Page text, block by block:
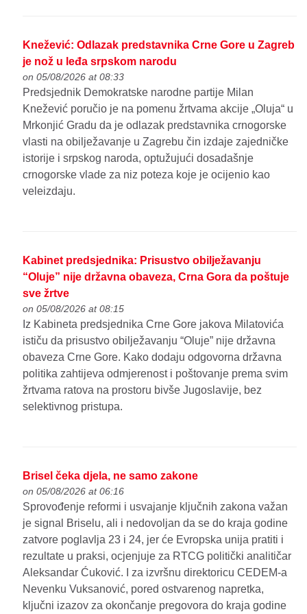
Knežević: Odlazak predstavnika Crne Gore u Zagreb
je nož u leđa srpskom narodu
on 05/08/2026 at 08:33
Predsjednik Demokratske narodne partije Milan
Knežević poručio je na pomenu žrtvama akcije „Oluja“ u
Mrkonjić Gradu da je odlazak predstavnika crnogorske
vlasti na obilježavanje u Zagrebu čin izdaje zajedničke
istorije i srpskog naroda, optužujući dosadašnje
crnogorske vlade za niz poteza koje je ocijenio kao
veleizdaju.
Kabinet predsjednika: Prisustvo obilježavanju
“Oluje” nije državna obaveza, Crna Gora da poštuje
sve žrtve
on 05/08/2026 at 08:15
Iz Kabineta predsjednika Crne Gore jakova Milatovića
ističu da prisustvo obilježavanju “Oluje” nije državna
obaveza Crne Gore. Kako dodaju odgovorna državna
politika zahtijeva odmjerenost i poštovanje prema svim
žrtvama ratova na prostoru bivše Jugoslavije, bez
selektivnog pristupa.
Brisel čeka djela, ne samo zakone
on 05/08/2026 at 06:16
Sprovođenje reformi i usvajanje ključnih zakona važan
je signal Briselu, ali i nedovoljan da se do kraja godine
zatvore poglavlja 23 i 24, jer će Evropska unija pratiti i
rezultate u praksi, ocjenjuje za RTCG politički analitičar
Aleksandar Ćuković. I za izvršnu direktoricu CEDEM-a
Nevenku Vuksanović, pored ostvarenog napretka,
ključni izazov za okončanje pregovora do kraja godine